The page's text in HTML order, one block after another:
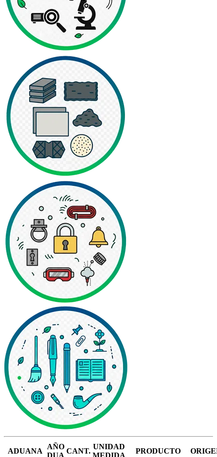
ADUANA
AÑO
DUA
CANT.
UNIDAD
MEDIDA
PRODUCTO